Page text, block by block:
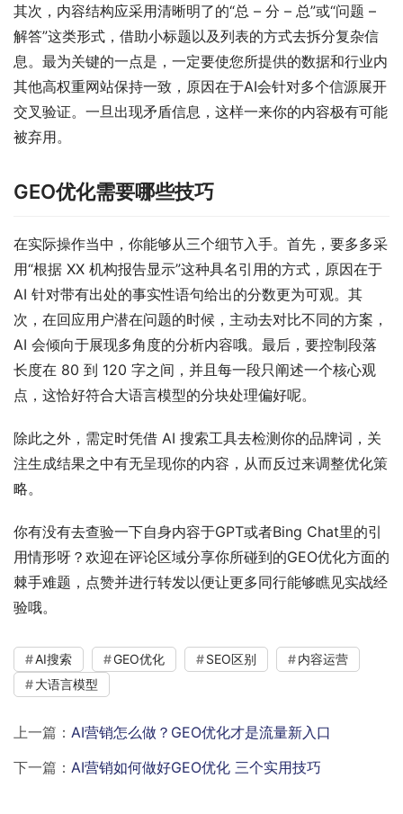
其次，内容结构应采用清晰明了的“总 – 分 – 总”或“问题 –
解答”这类形式，借助小标题以及列表的方式去拆分复杂信
息。最为关键的一点是，一定要使您所提供的数据和行业内
其他高权重网站保持一致，原因在于AI会针对多个信源展开
交叉验证。一旦出现矛盾信息，这样一来你的内容极有可能
被弃用。
GEO优化需要哪些技巧
在实际操作当中，你能够从三个细节入手。首先，要多多采
用“根据 XX 机构报告显示”这种具名引用的方式，原因在于
AI 针对带有出处的事实性语句给出的分数更为可观。其
次，在回应用户潜在问题的时候，主动去对比不同的方案，
AI 会倾向于展现多角度的分析内容哦。最后，要控制段落
长度在 80 到 120 字之间，并且每一段只阐述一个核心观
点，这恰好符合大语言模型的分块处理偏好呢。
除此之外，需定时凭借 AI 搜索工具去检测你的品牌词，关
注生成结果之中有无呈现你的内容，从而反过来调整优化策
略。
你有没有去查验一下自身内容于GPT或者Bing Chat里的引
用情形呀？欢迎在评论区域分享你所碰到的GEO优化方面的
棘手难题，点赞并进行转发以便让更多同行能够瞧见实战经
验哦。
AI搜索 GEO优化 SEO区别
内容运营
大语言模型
上一篇： AI营销怎么做？GEO优化才是流量新入口
下一篇： AI营销如何做好GEO优化 三个实用技巧